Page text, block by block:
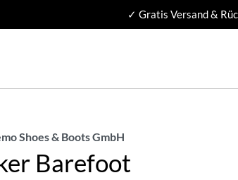
✓ Gratis Versand &
Shoes & Boots GmbH
Barefoot